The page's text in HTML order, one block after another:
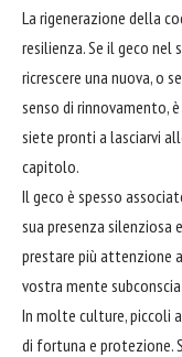
La rigenerazione della
resilienza. Se il geco nel
ricrescere una nuova, o
senso di rinnovamento,
siete pronti a lasciarvi
capitolo.
Il geco è spesso
sua presenza silenziosa
prestare più attenzione
vostra mente
In molte culture, piccoli
di fortuna e protezione.